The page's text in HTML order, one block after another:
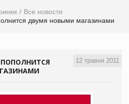
Все новости
двумя новыми магазинами
12 травня 2011